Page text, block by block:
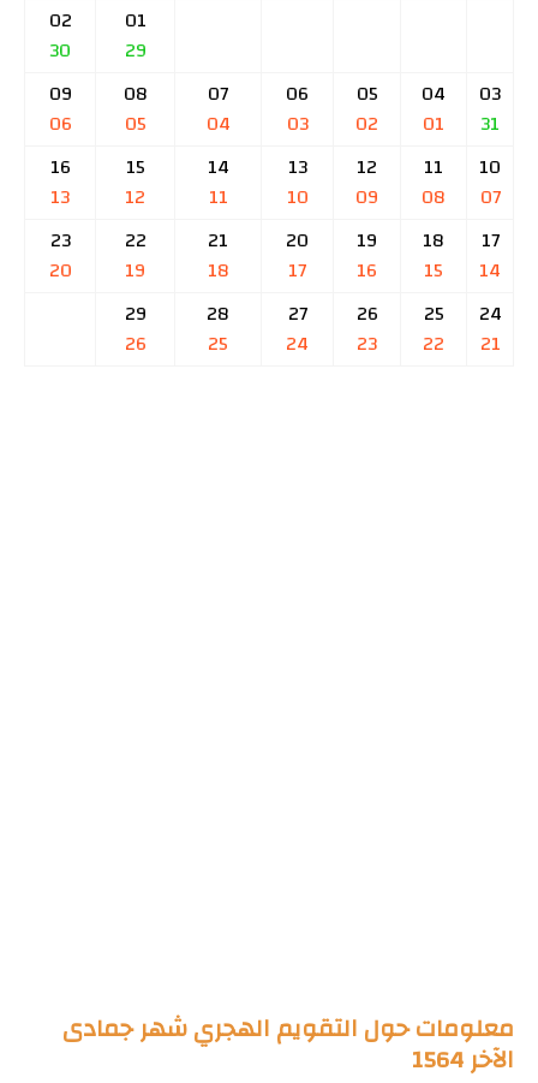
01
29
02
30
03
31
04
01
05
02
06
03
07
04
08
05
09
06
10
07
11
08
12
09
13
10
14
11
15
12
16
13
17
14
18
15
19
16
20
17
21
18
22
19
23
20
24
21
25
22
26
23
27
24
28
25
29
26
معلومات حول التقويم الهجري شهر جمادى
الآخر 1564